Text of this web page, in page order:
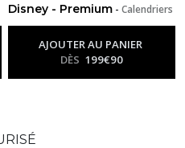
Disney - Premium -Calendriers
De L’avent Personnalisés Par
OtakulandAJOUTER AU PANIER
DÈS 199€90